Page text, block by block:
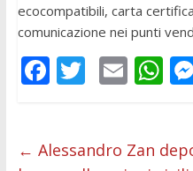
ecocompatibili, carta
comunicazione nei punti
F
b
T
er
E
l
W
s
← Alessandro Zan